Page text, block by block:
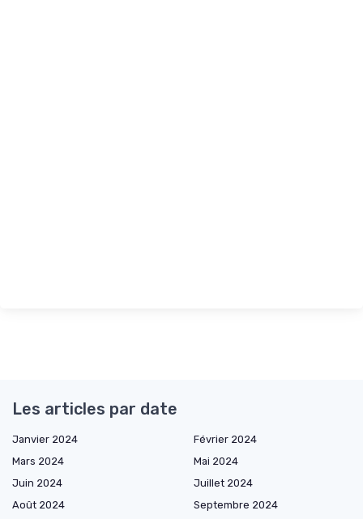
Les articles par date
Janvier 2024
Février 2024
Mars 2024
Mai 2024
Juin 2024
Juillet 2024
Août 2024
Septembre 2024